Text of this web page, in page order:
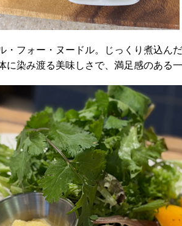
・フォー・ヌードル。じっくり煮込ん
染み渡る美味しさで、満足感のある